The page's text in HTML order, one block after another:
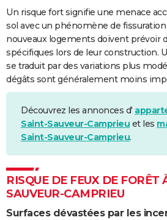
Un risque fort signifie une menace
sol avec un phénomène de
nouveaux logements doivent prévoir
spécifiques lors de leur construction.
se traduit par des variations plus
dégâts sont généralement moins
Découvrez les annonces d'
Saint-Sauveur-Camprieu et les
Saint-Sauveur-Camprieu.
RISQUE DE FEUX DE FORÊT
SAUVEUR-CAMPRIEU
Surfaces dévastées par les